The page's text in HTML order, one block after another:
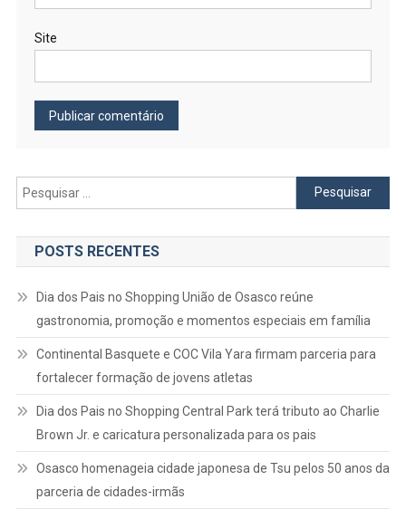
Site
Pesquisar
por:
POSTS RECENTES
Dia dos Pais no Shopping União de Osasco reúne
gastronomia, promoção e momentos especiais em família
Continental Basquete e COC Vila Yara firmam parceria para
fortalecer formação de jovens atletas
Dia dos Pais no Shopping Central Park terá tributo ao Charlie
Brown Jr. e caricatura personalizada para os pais
Osasco homenageia cidade japonesa de Tsu pelos 50 anos da
parceria de cidades-irmãs